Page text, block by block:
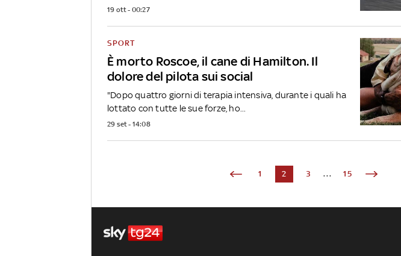
19 ott - 00:27
È morto Roscoe, il cane di Hamilton. Il
dolore del pilota sui social
SPORT
"Dopo quattro giorni di terapia intensiva, durante i quali ha
lottato con tutte le sue forze, ho...
29 set - 14:08
1 2 3 ... 15